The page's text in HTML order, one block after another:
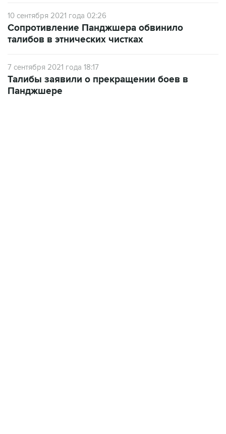
10 сентября 2021 года 02:26
Сопротивление Панджшера обвинило
талибов в этнических чистках
7 сентября 2021 года 18:17
Талибы заявили о прекращении боев в
Панджшере